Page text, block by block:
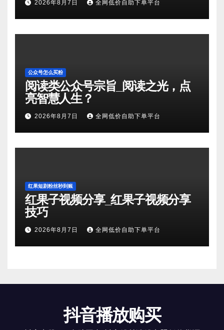
2026年8月7日 全网低价自助下单平台
公众号怎么买粉
阅读类公众号宗旨_阅读之光，点
亮智慧人生？
2026年8月7日 全网低价自助下单平台
红果短剧粉丝秒到账
红果子视频分享_红果子视频分享
技巧
2026年8月7日 全网低价自助下单平台
抖音播放购买